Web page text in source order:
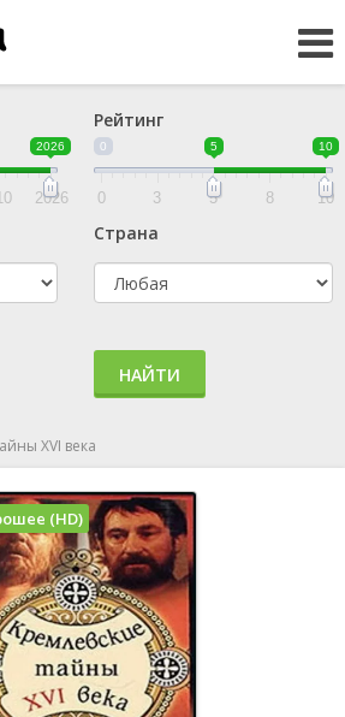
2026
2026
Рейтинг
0 5 10
0 3 5 8 10
Страна
НАЙТИ
XVI века
(HD)